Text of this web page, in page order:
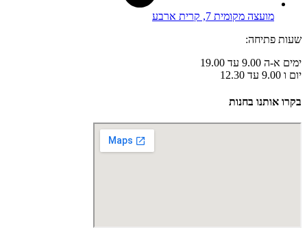
מועצה מקומית 7, קרית ארבע
שעות פתיחה:
ימים א-ה 9.00 עד 19.00
יום ו 9.00 עד 12.30
בקרו אותנו בחנות